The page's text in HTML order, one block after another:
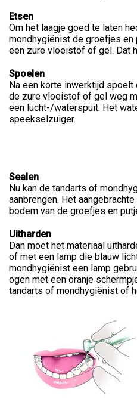
Etsen
Om het laagje goed te laten
mondhygiënist de groefjes en
een zure vloeistof of gel. Dat
Spoelen
Na een korte inwerktijd
de zure vloeistof of gel weg
een lucht-/waterspuit. Het
speekselzuiger.
Sealen
Nu kan de tandarts of
aanbrengen. Het
bodem van de groefjes en
Uitharden
Dan moet het materiaal
of met een lamp die blauw
mondhygiënist een lamp
ogen met een oranje
tandarts of mondhygiënist of